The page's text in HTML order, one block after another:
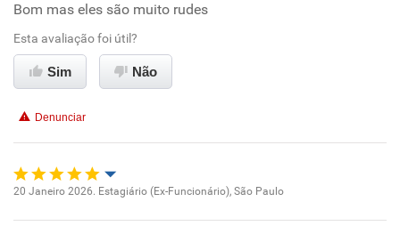
Oportunidade de promoção
Ambiente de trabalho
Benefícios
Não recomenda esta empresa
Bom mas eles são muito rudes
Esta avaliação foi útil?
Sim Não
Denunciar
20 Janeiro 2026. Estagiário (Ex-Funcionário), São Paulo